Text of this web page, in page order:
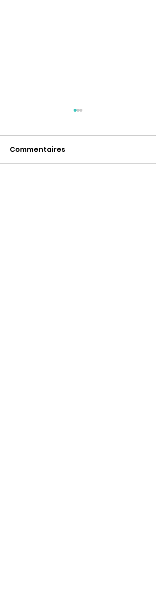
Commentaires